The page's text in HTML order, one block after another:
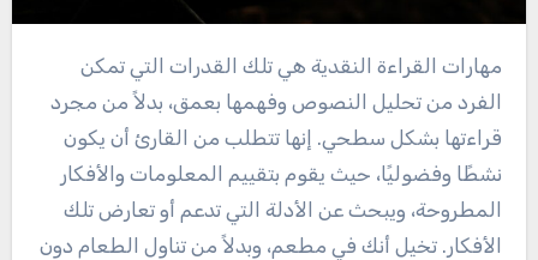
مهارات القراءة النقدية هي تلك القدرات التي تمكن
الفرد من تحليل النصوص وفهمها بعمق، بدلاً من مجرد
قراءتها بشكل سطحي. إنها تتطلب من القارئ أن يكون
نشطًا وفضوليًا، حيث يقوم بتقييم المعلومات والأفكار
المطروحة، ويبحث عن الأدلة التي تدعم أو تعارض تلك
الأفكار. تخيل أنك في مطعم، وبدلاً من تناول الطعام دون